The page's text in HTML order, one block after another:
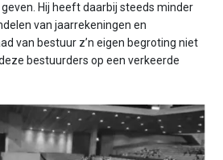
Hij heeft daarbij steeds minder
van jaarrekeningen en
van bestuur z’n eigen begroting niet
bestuurders op een verkeerde